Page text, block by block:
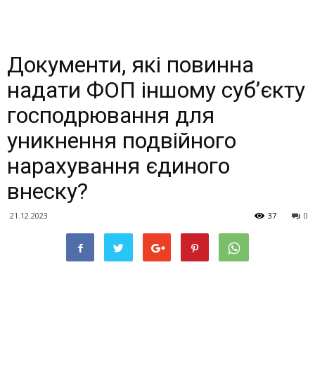
Документи, які повинна
надати ФОП іншому суб’єкту
господрювання для
уникнення подвійного
нарахування єдиного
внеску?
21.12.2023 0
37